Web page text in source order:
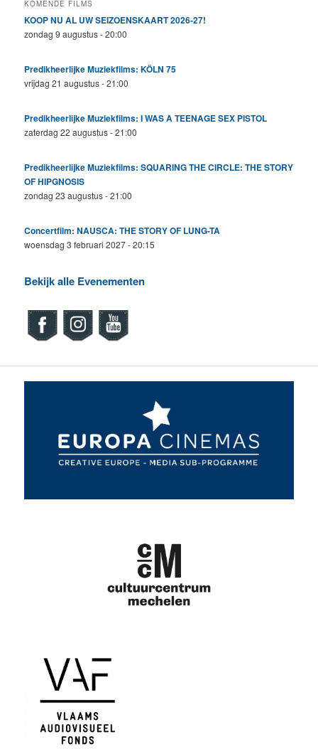
KOMENDE FILMS
KOOP NU AL UW SEIZOENSKAART 2026-27!
zondag 9 augustus - 20:00
Predikheerlijke Muziekfilms: KÖLN 75
vrijdag 21 augustus - 21:00
Predikheerlijke Muziekfilms: I WAS A TEENAGE SEX PISTOL
zaterdag 22 augustus - 21:00
Predikheerlijke Muziekfilms: SQUARING THE CIRCLE: THE STORY
OF HIPGNOSIS
zondag 23 augustus - 21:00
Concertfilm: NAUSCA: THE STORY OF LUNG-TA
woensdag 3 februari 2027 - 20:15
Bekijk alle Evenementen